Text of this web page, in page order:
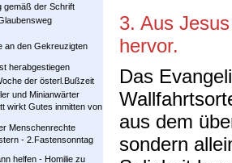
gemäß der Schrift
an den Gekreuzigten
herabgestiegen
der österl.Bußzeit
und Minianwärter
wirkt Gutes inmitten von
Menschenrechte
- 2.Fastensonntag
helfen - Homilie zu
3. Aus
hervor.
Das
aus dem
sondern